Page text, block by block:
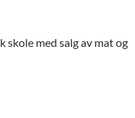
skole med salg av mat og